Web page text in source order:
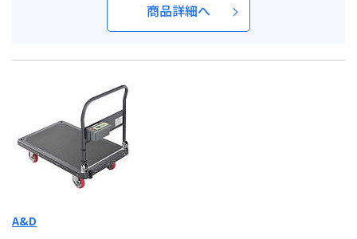
商品詳細へ
A&D